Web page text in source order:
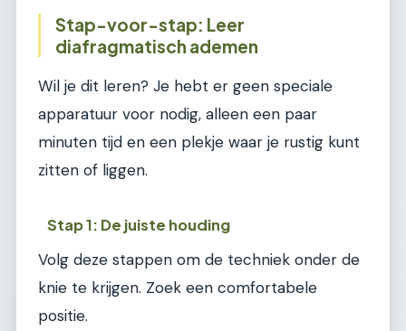
Stap-voor-stap: Leer
diafragmatisch ademen
Wil je dit leren? Je hebt er geen speciale
apparatuur voor nodig, alleen een paar
minuten tijd en een plekje waar je rustig kunt
zitten of liggen.
Stap 1: De juiste houding
Volg deze stappen om de techniek onder de
knie te krijgen. Zoek een comfortabele
positie.